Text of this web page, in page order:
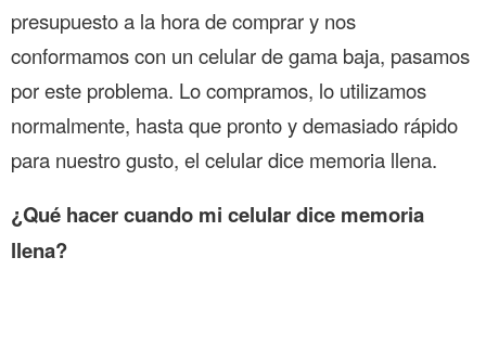
presupuesto a la hora de comprar y nos
conformamos con un celular de gama baja, pasamos
por este problema. Lo compramos, lo utilizamos
normalmente, hasta que pronto y demasiado rápido
para nuestro gusto, el celular dice memoria llena.
¿Qué hacer cuando mi celular dice memoria
llena?